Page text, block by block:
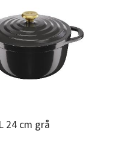
24 cm grå
Jernbanesvingen 6, 1400 Ski